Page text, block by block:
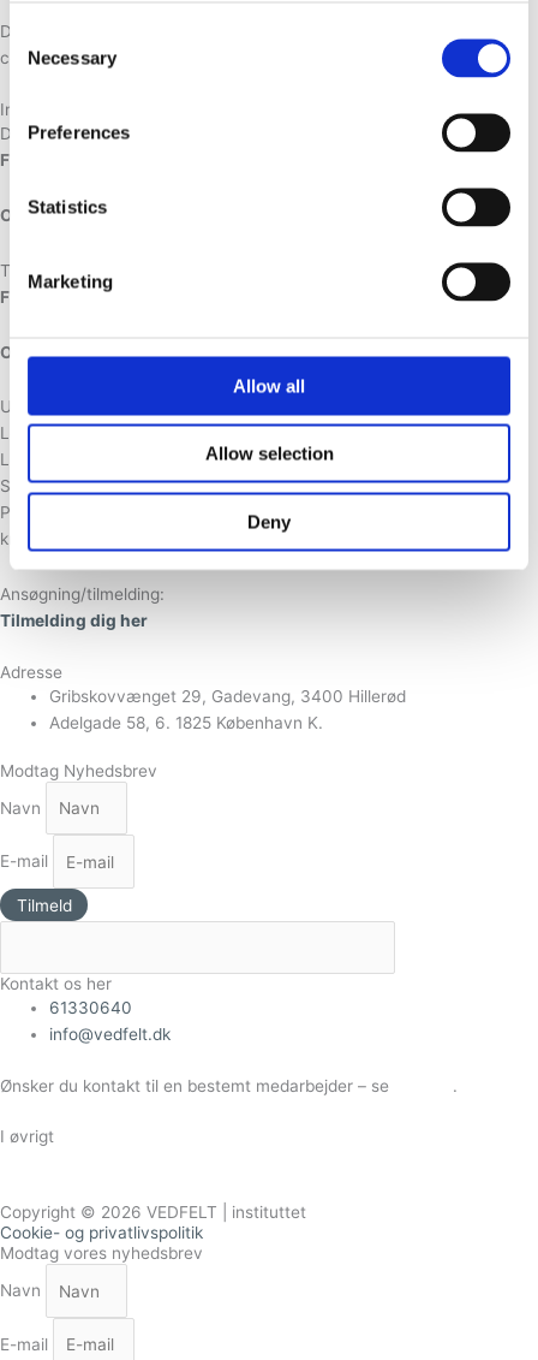
Consent
Selection
Necessary
Preferences
Statistics
Marketing
Allow all
Allow selection
Deny
Du inviteres til en oplevelse i smuk natur i foråret med bålet som
centrum.
Information
Dato:
Firewalking:
Opfølgning: d. 8. juni 2026
Tidspunkt:
Firewalking
: kl. 11.00 til sidst på aftenen.
Opfølgning:kl. 19.00-21.30
Underviser:
Lene Vedfelt
Lokation:
Schwærtergården, Ravnebjergvej 3. 3200 Helsinge
Pris og betaling:
kr. 1.950,00 (faktura tilsendes ved tilmelding)
Ansøgning/tilmelding:
Tilmelding dig her
Adresse
Gribskovvænget 29, Gadevang, 3400 Hillerød
Adelgade 58, 6. 1825 København K.
Modtag Nyhedsbrev
Navn
E-mail
Tilmeld
Kontakt os her
61330640
info@vedfelt.dk
Ønsker du kontakt til en bestemt medarbejder – se .
I øvrigt
Copyright © 2026 VEDFELT | instituttet
Cookie- og privatlivspolitik
Modtag vores nyhedsbrev
Navn
E-mail